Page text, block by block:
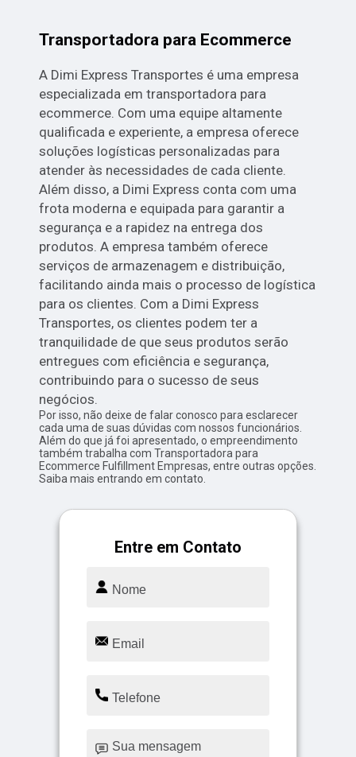
Transportadora para Ecommerce
A Dimi Express Transportes é uma empresa
especializada em transportadora para
ecommerce. Com uma equipe altamente
qualificada e experiente, a empresa oferece
soluções logísticas personalizadas para
atender às necessidades de cada cliente.
Além disso, a Dimi Express conta com uma
frota moderna e equipada para garantir a
segurança e a rapidez na entrega dos
produtos. A empresa também oferece
serviços de armazenagem e distribuição,
facilitando ainda mais o processo de logística
para os clientes. Com a Dimi Express
Transportes, os clientes podem ter a
tranquilidade de que seus produtos serão
entregues com eficiência e segurança,
contribuindo para o sucesso de seus
negócios.
Por isso, não deixe de falar conosco para esclarecer
cada uma de suas dúvidas com nossos funcionários.
Além do que já foi apresentado, o empreendimento
também trabalha com Transportadora para
Ecommerce Fulfillment Empresas, entre outras opções.
Saiba mais entrando em contato.
Entre em Contato